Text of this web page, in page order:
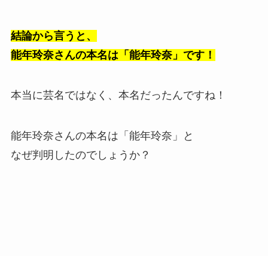
結論から言うと、
能年玲奈さんの本名は「能年玲奈」です！
本当に芸名ではなく、本名だったんですね！
能年玲奈さんの本名は「能年玲奈」と
なぜ判明したのでしょうか？